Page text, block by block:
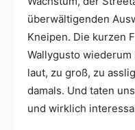
überwältigenden
Kneipen. Die kurzen
Wallygusto
laut, zu groß, zu
damals. Und taten
und wirklich